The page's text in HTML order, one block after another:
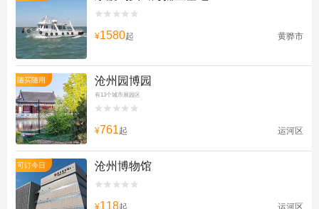


¥1580起 黄骅市
随买随用 沧州园博园
有13个城市展园区


¥761起 运河区
可订今日 沧州博物馆


¥118起 运河区